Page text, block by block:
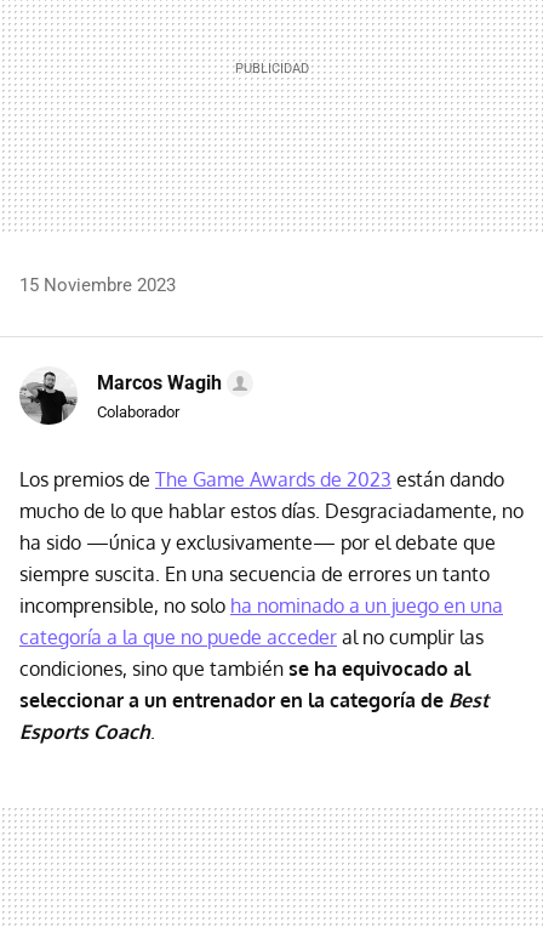
15 Noviembre 2023
Marcos Wagih
Colaborador
Los premios de The Game Awards de 2023 están dando
mucho de lo que hablar estos días. Desgraciadamente, no
ha sido —única y exclusivamente— por el debate que
siempre suscita. En una secuencia de errores un tanto
incomprensible, no solo ha nominado a un juego en una
categoría a la que no puede acceder al no cumplir las
condiciones, sino que también se ha equivocado al
seleccionar a un entrenador en la categoría de Best
Esports Coach.